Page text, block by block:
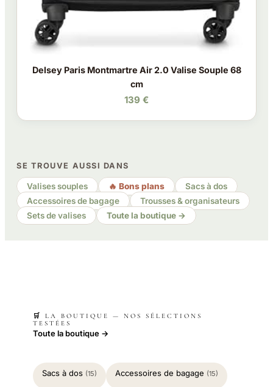
Delsey Paris Montmartre Air 2.0 Valise Souple 68
cm
139 €
SE TROUVE AUSSI DANS
Valises souples 🔥 Bons plans
Sacs à dos
Accessoires de bagage
Trousses & organisateurs
Sets de valises
Toute la boutique →
🛒 LA BOUTIQUE — NOS SÉLECTIONS
TESTÉES
Toute la boutique →
Sacs à dos (15) Accessoires de bagage (15)